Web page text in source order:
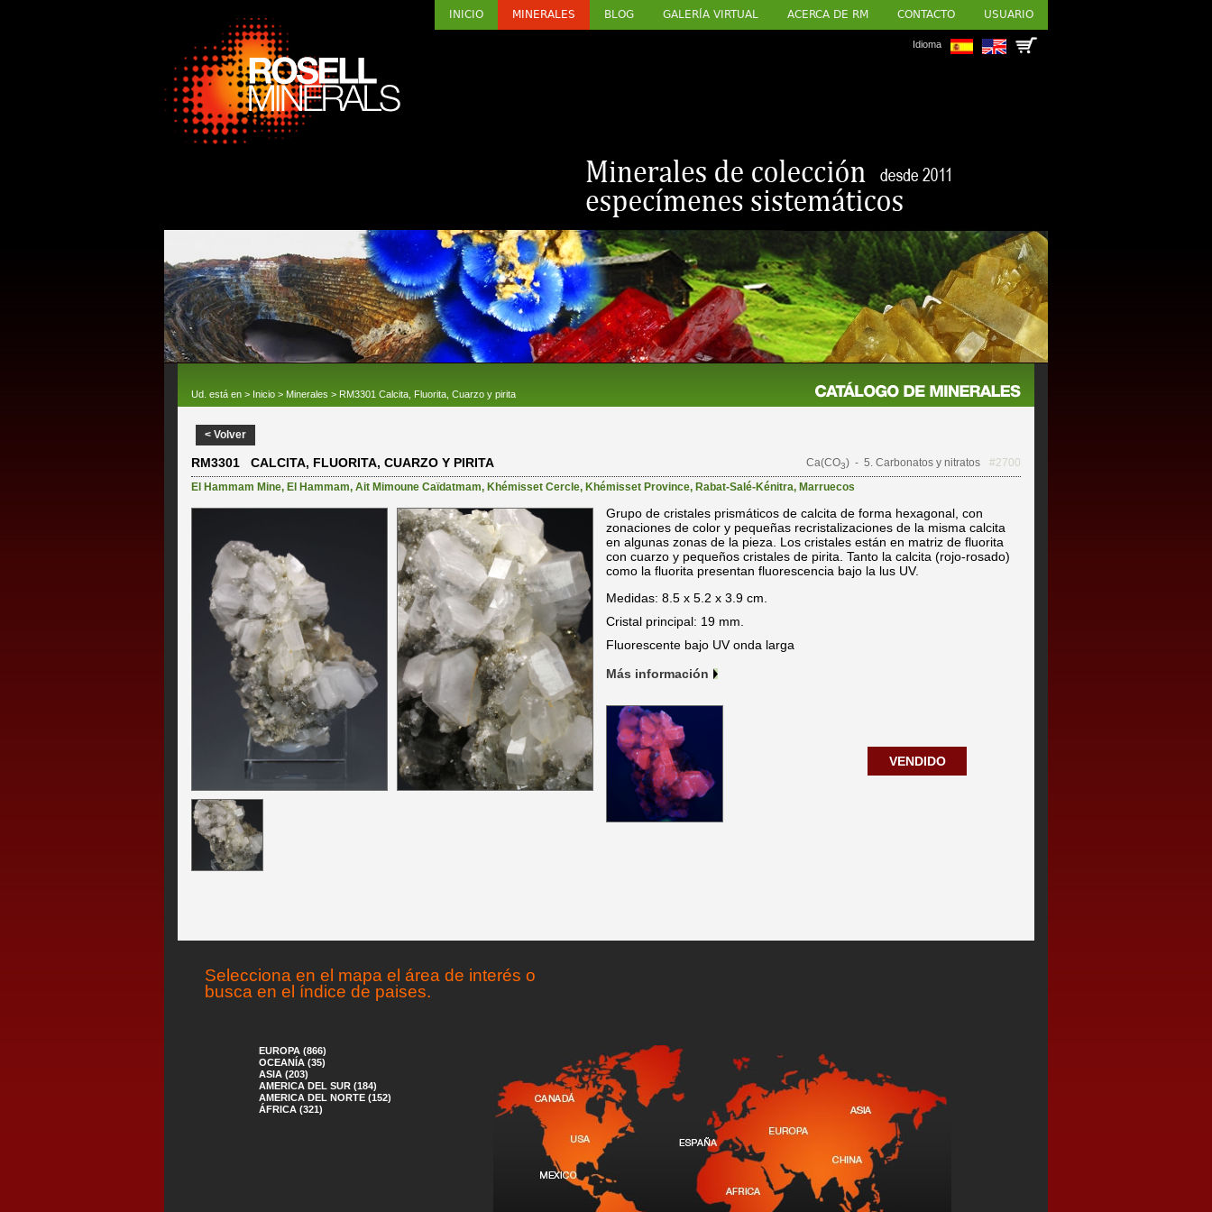
INICIO MINERALES BLOG GALERÍA VIRTUAL ACERCA DE RM CONTACTO USUARIO
Idioma
Ud. está en > Inicio > Minerales > RM3301 Calcita, Fluorita, Cuarzo y pirita
< Volver
RM3301 CALCITA, FLUORITA, CUARZO Y PIRITA Ca(CO3) - 5. Carbonatos y nitratos
#2700
El Hammam Mine, El Hammam, Ait Mimoune Caïdatmam, Khémisset Cercle, Khémisset Province, Rabat-Salé-Kénitra, Marruecos
Grupo de cristales prismáticos de calcita de forma hexagonal, con
zonaciones de color y pequeñas recristalizaciones de la misma calcita
en algunas zonas de la pieza. Los cristales están en matriz de fluorita
con cuarzo y pequeños cristales de pirita. Tanto la calcita (rojo-rosado)
como la fluorita presentan fluorescencia bajo la lus UV.
Medidas: 8.5 x 5.2 x 3.9 cm.
Cristal principal: 19 mm.
Fluorescente bajo UV onda larga
Más información
VENDIDO
Selecciona en el mapa el área de interés o
busca en el índice de paises.
EUROPA (866)
OCEANÍA (35)
ASIA (203)
AMERICA DEL SUR (184)
AMERICA DEL NORTE (152)
ÁFRICA (321)